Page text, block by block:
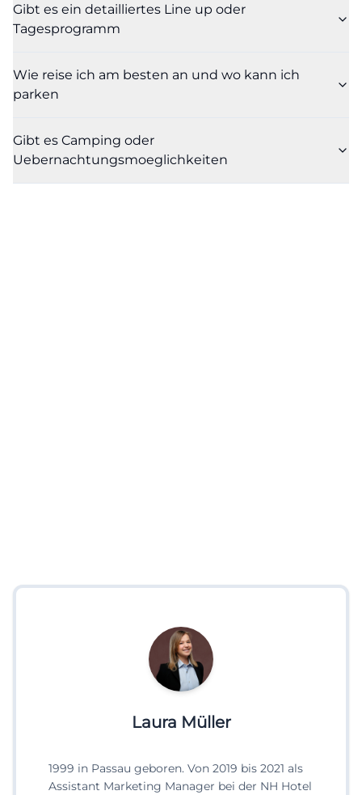
Gibt es ein detailliertes Line up oder
Tagesprogramm
Wie reise ich am besten an und wo kann ich
parken
Gibt es Camping oder
Uebernachtungsmoeglichkeiten
Laura Müller
1999 in Passau geboren. Von 2019 bis 2021 als
Assistant Marketing Manager bei der NH Hotel